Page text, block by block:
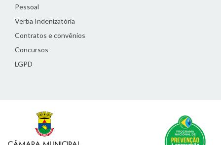
Pessoal
Verba Indenizatória
Contratos e convênios
Concursos
LGPD